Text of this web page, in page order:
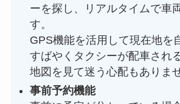
ーを探し、リアルタイムで車
す。
GPS機能を活用して現在地を
すばやくタクシーが配車され
地図を見て迷う心配もありま
事前予約機能